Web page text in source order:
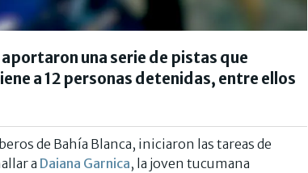
una serie de pistas que
a 12 personas detenidas, entre ellos
de Bahía Blanca, iniciaron las tareas de
a Daiana Garnica, la joven tucumana